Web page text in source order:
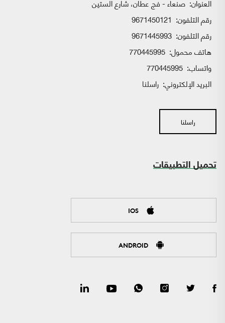
العنوان: صنعاء - فج عطان، شارع الستين
رقم التلفون: 9671450121
رقم التلفون: 9671445993
هاتف محمول: 770445995
واتساب:
البريد الإلكتروني: راسلنا
راسلنا
تحميل التطبيقات
IOS
ANDROID